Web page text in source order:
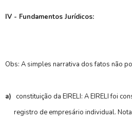
IV - Fundamentos Jurídicos:
Obs: A simples narrativa dos fatos não
a)
constituição da EIRELI: A EIRELI foi
registro de empresário individual.